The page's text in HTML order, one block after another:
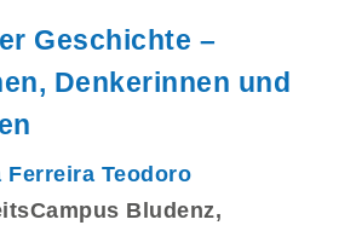
Geschichte –
Denkerinnen und
Ferreira Teodoro
Bludenz,